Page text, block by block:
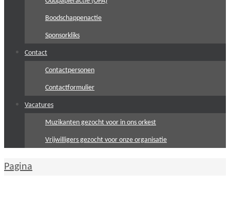
Boodschappenactie
Sponsorkliks
Contact
Contactpersonen
Contactformulier
Vacatures
Muzikanten gezocht voor in ons orkest
Vrijwilligers gezocht voor onze organisatie
Home
Pagina